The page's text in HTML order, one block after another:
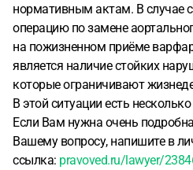
нормативным актам. В случае
операцию по замене
на пожизненном приёме
является наличие стойких
которые ограничивают
В этой ситуации есть
Если Вам нужна очень
Вашему вопросу, напишите в
ссылка: pravoved.ru/lawyer/